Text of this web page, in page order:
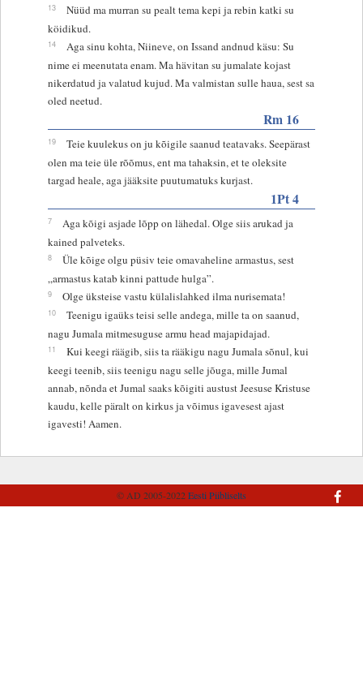
13
Nüüd ma murran su pealt tema kepi ja rebin katki su
köidikud.
14
Aga sinu kohta, Niineve, on Issand andnud käsu: Su
nime ei meenutata enam. Ma hävitan su jumalate kojast
nikerdatud ja valatud kujud. Ma valmistan sulle haua, sest sa
oled neetud.
Rm 16
19
Teie kuulekus on ju kõigile saanud teatavaks. Seepärast
olen ma teie üle rõõmus, ent ma tahaksin, et te oleksite
targad heale, aga jääksite puutumatuks kurjast.
1Pt 4
7
Aga kõigi asjade lõpp on lähedal. Olge siis arukad ja
kained palveteks.
8
Üle kõige olgu püsiv teie omavaheline armastus, sest
„armastus katab kinni pattude hulga”.
9 Olge üksteise vastu külalislahked ilma nurisemata!
10
Teenigu igaüks teisi selle andega, mille ta on saanud,
nagu Jumala mitmesuguse armu head majapidajad.
11
Kui keegi räägib, siis ta rääkigu nagu Jumala sõnul, kui
keegi teenib, siis teenigu nagu selle jõuga, mille Jumal
annab, nõnda et Jumal saaks kõigiti austust Jeesuse Kristuse
kaudu, kelle päralt on kirkus ja võimus igavesest ajast
igavesti! Aamen.
© AD 2005-2022Eesti Piibliselts